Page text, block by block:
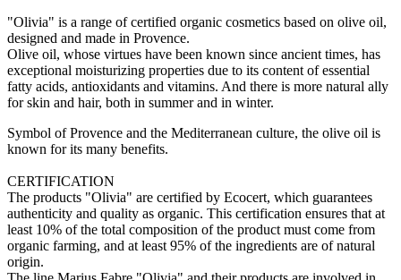
"Olivia" is a range of certified organic cosmetics based on olive oil,
designed and made in Provence.
Olive oil, whose virtues have been known since ancient times, has
exceptional moisturizing properties due to its content of essential
fatty acids, antioxidants and vitamins. And there is more natural ally
for skin and hair, both in summer and in winter.
Symbol of Provence and the Mediterranean culture, the olive oil is
known for its many benefits.
CERTIFICATION
The products "Olivia" are certified by Ecocert, which guarantees
authenticity and quality as organic. This certification ensures that at
least 10% of the total composition of the product must come from
organic farming, and at least 95% of the ingredients are of natural
origin.